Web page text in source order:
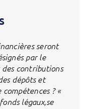
seront
par le
contributions
dépôts et
? «
légaux,se